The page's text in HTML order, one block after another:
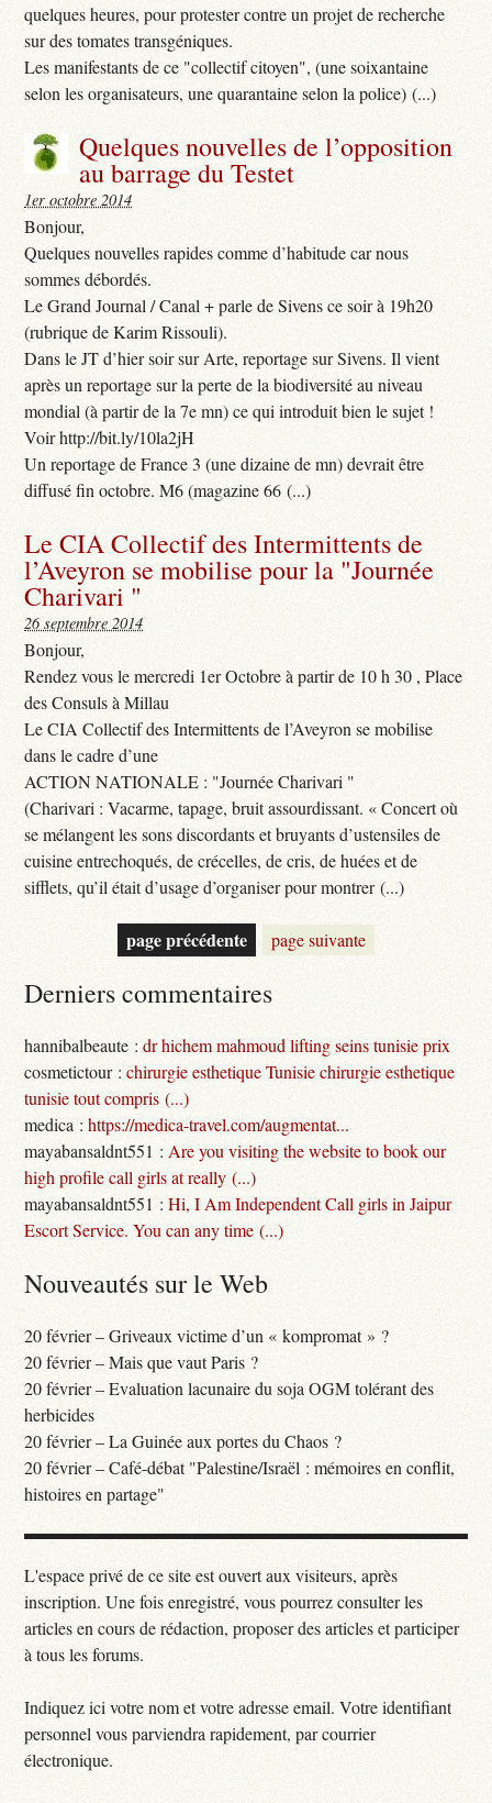
quelques heures, pour protester contre un projet de recherche
sur des tomates transgéniques.
Les manifestants de ce "collectif citoyen", (une soixantaine
selon les organisateurs, une quarantaine selon la police) (...)
Quelques nouvelles de l’opposition
au barrage du Testet
1er octobre 2014
Bonjour,
Quelques nouvelles rapides comme d’habitude car nous
sommes débordés.
Le Grand Journal / Canal + parle de Sivens ce soir à 19h20
(rubrique de Karim Rissouli).
Dans le JT d’hier soir sur Arte, reportage sur Sivens. Il vient
après un reportage sur la perte de la biodiversité au niveau
mondial (à partir de la 7e mn) ce qui introduit bien le sujet !
Voir http://bit.ly/10la2jH
Un reportage de France 3 (une dizaine de mn) devrait être
diffusé fin octobre. M6 (magazine 66 (...)
Le CIA Collectif des Intermittents de
l’Aveyron se mobilise pour la "Journée
Charivari "
26 septembre 2014
Bonjour,
Rendez vous le mercredi 1er Octobre à partir de 10 h 30 , Place
des Consuls à Millau
Le CIA Collectif des Intermittents de l’Aveyron se mobilise
dans le cadre d’une
ACTION NATIONALE : "Journée Charivari "
(Charivari : Vacarme, tapage, bruit assourdissant. « Concert où
se mélangent les sons discordants et bruyants d’ustensiles de
cuisine entrechoqués, de crécelles, de cris, de huées et de
sifflets, qu’il était d’usage d’organiser pour montrer (...)
page précédente page suivante
Derniers commentaires
hannibalbeaute :dr hichem mahmoud lifting seins tunisie prix
cosmetictour :chirurgie esthetique Tunisie chirurgie esthetique
tunisie tout compris (...)
medica :https://medica-travel.com/augmentat...
mayabansaldnt551 :Are you visiting the website to book our
high profile call girls at really (...)
mayabansaldnt551 :Hi, I Am Independent Call girls in Jaipur
Escort Service. You can any time (...)
Nouveautés sur le Web
20 février – Griveaux victime d’un « kompromat » ?
20 février – Mais que vaut Paris ?
20 février – Evaluation lacunaire du soja OGM tolérant des
herbicides
20 février – La Guinée aux portes du Chaos ?
20 février – Café-débat "Palestine/Israël : mémoires en conflit,
histoires en partage"
L'espace privé de ce site est ouvert aux visiteurs, après
inscription. Une fois enregistré, vous pourrez consulter les
articles en cours de rédaction, proposer des articles et participer
à tous les forums.
Indiquez ici votre nom et votre adresse email. Votre identifiant
personnel vous parviendra rapidement, par courrier
électronique.